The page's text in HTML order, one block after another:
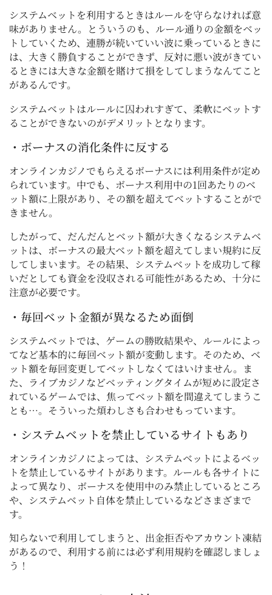
システムベットを利用するときはルールを守らなければ意
味がありません。とういうのも、ルール通りの金額をベッ
トしていくため、連勝が続いていい波に乗っているときに
は、大きく勝負することができず、反対に悪い波がきてい
るときには大きな金額を賭けて損をしてしまうなんてこと
があるんです。
システムベットはルールに囚われすぎて、柔軟にベットす
ることができないのがデメリットとなります。
・ボーナスの消化条件に反する
オンラインカジノでもらえるボーナスには利用条件が定め
られています。中でも、ボーナス利用中の1回あたりのベ
ット額に上限があり、その額を超えてベットすることがで
きません。
したがって、だんだんとベット額が大きくなるシステムベ
ットは、ボーナスの最大ベット額を超えてしまい規約に反
してしまいます。その結果、システムベットを成功して稼
いだとしても資金を没収される可能性があるため、十分に
注意が必要です。
・毎回ベット金額が異なるため面倒
システムベットでは、ゲームの勝敗結果や、ルールによっ
てなど基本的に毎回ベット額が変動します。そのため、ベ
ット額を毎回変更してベットしなくてはいけません。ま
た、ライブカジノなどベッティングタイムが短めに設定さ
れているゲームでは、焦ってベット額を間違えてしまうこ
とも…。そういった煩わしさも合わせもっています。
・システムベットを禁止しているサイトもあり
オンラインカジノによっては、システムベットによるベッ
トを禁止しているサイトがあります。ルールも各サイトに
よって異なり、ボーナスを使用中のみ禁止しているところ
や、システムベット自体を禁止しているなどさまざまで
す。
知らないで利用してしまうと、出金拒否やアカウント凍結
があるので、利用する前には必ず利用規約を確認しましょ
う！